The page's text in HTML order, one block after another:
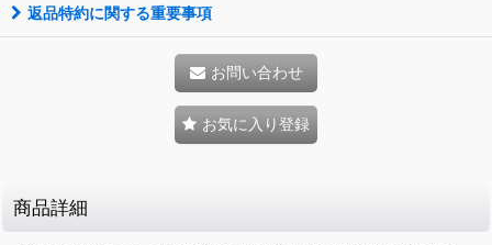
返品特約に関する重要事項
お問い合わせ
お気に入り登録
商品詳細